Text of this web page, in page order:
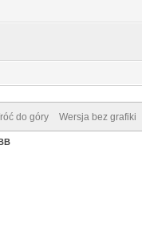
do góry Wersja bez grafiki